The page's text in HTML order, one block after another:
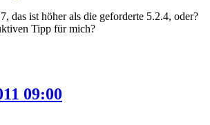
das ist höher als die geforderte 5.2.4, oder?
Tipp für mich?
09:00